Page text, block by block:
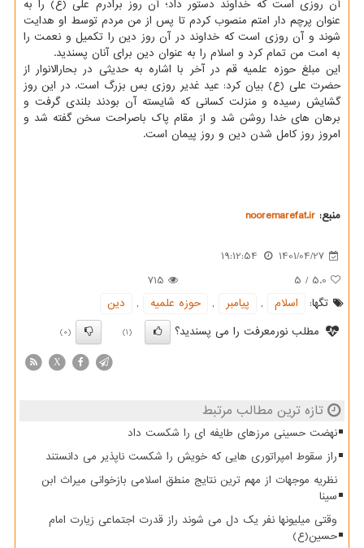
آن روزی است که خداوند دستور داد؛ آن روز برادرم علی (ع) را به
عنوان پرچم دار امتم منصوب کردم تا پس از من مردم توسط او هدایت
شوند و آن روزی است که خداوند در آن روز دین را تکمیل و نعمت را
به امت من تمام کرد و اسلام را به عنوان دین برای آنان پسندید.
این مبلغ حوزه علمیه قم در آخر با اشاره به حدیثی در بحارالانوار از
حضرت علی (ع) بیان کرد: عید غدیر روزی بس بزرگ است. در این روز
گشایش رسیده و منزلت کسانی که شایسته آن بودند بلندی گرفت و
برهان های خدا روشن شد و از مقام پاک باصراحت سخن گفته شد و
امروز روز کامل شدن دین و روز پیمان است.
منبع: nooremarefat.ir
1401/04/27
19:12:54
5.0
/
5
715
تگها:
اسلام , پیامبر , حوزه علمیه ,
دین
مطلب نورمعرفت را می پسندید؟
(1)
(0)
X
تازه ترین مطالب مرتبط
نهضت حسینی مرزهای طایفه ای را شکست داد
راز سقوط امپراتوری هایی که خویش را شکست ناپذیر می دانستند
نظریه موجهات از مهم ترین نتایج منطق اسلامی بازخوانی میراث ابن
سینا
وقتی میلیونها نفر یک دل می شوند راز قدرت اجتماعی زیارت امام
حسین(ع)